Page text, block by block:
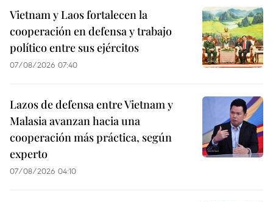
Vietnam y Laos fortalecen la
cooperación en defensa y trabajo
político entre sus ejércitos
07/08/2026 07:40
Lazos de defensa entre Vietnam y
Malasia avanzan hacia una
cooperación más práctica, según
experto
07/08/2026 04:10